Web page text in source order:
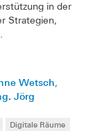
in der
Strategien,
Wetsch,
Jörg
Digitale Räume